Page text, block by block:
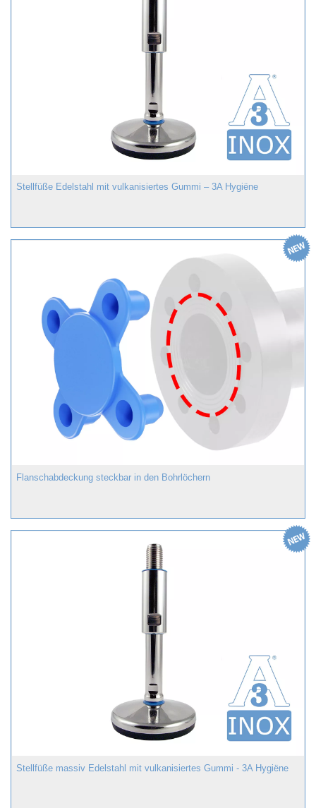
Stellfüße Edelstahl mit vulkanisiertes Gummi – 3A Hygiëne
Flanschabdeckung steckbar in den Bohrlöchern
Stellfüße massiv Edelstahl mit vulkanisiertes Gummi - 3A Hygiëne